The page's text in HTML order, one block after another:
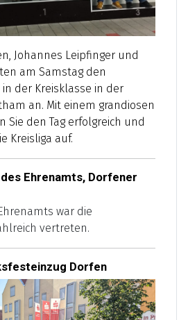
Johannes Leipfinger und
am Samstag den
in der Kreisklasse in der
an. Mit einem grandiosen
Sie den Tag erfolgreich und
Kreisliga auf.
Ehrenamts, Dorfener
war die
vertreten.
Dorfen